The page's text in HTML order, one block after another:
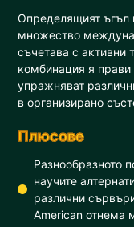
Определящият ъгъл
множество
съчетава с активни
комбинация я прави
упражняват
в организирано
Плюсове
Разнообразното
научите
различни
American отнема